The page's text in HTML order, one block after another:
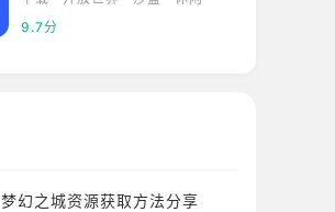
9.7分
梦幻之城资源获取方法分享